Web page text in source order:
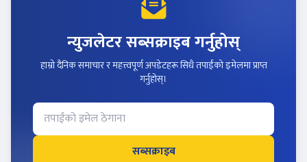
न्युजलेटर सब्सक्राइब गर्नुहोस्
हाम्रो दैनिक समाचार र महत्त्वपूर्ण अपडेटहरू सिधै तपाईंको इमेलमा प्राप्त
गर्नुहोस्।
सब्सक्राइब